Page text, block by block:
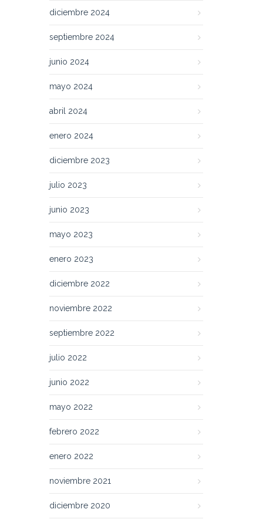
diciembre 2024
septiembre 2024
junio 2024
mayo 2024
abril 2024
enero 2024
diciembre 2023
julio 2023
junio 2023
mayo 2023
enero 2023
diciembre 2022
noviembre 2022
septiembre 2022
julio 2022
junio 2022
mayo 2022
febrero 2022
enero 2022
noviembre 2021
diciembre 2020